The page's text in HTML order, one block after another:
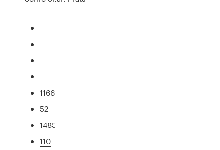
1166
52
1485
110